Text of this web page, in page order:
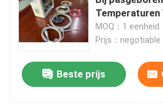
Draagbare patiëntenmonitor
patiëntmonitor met meerdere
Temperaturen
Monitors van
MOQ：1 eenheid
Prijs：negotiable
Beste prijs